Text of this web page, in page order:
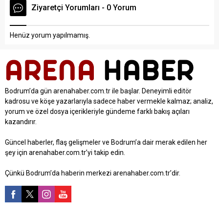
Ziyaretçi Yorumları - 0 Yorum
Henüz yorum yapılmamış.
Bodrum’da gün arenahaber.com.tr ile başlar. Deneyimli editör
kadrosu ve köşe yazarlarıyla sadece haber vermekle kalmaz; analiz,
yorum ve özel dosya içerikleriyle gündeme farklı bakış açıları
kazandırır.
Güncel haberler, flaş gelişmeler ve Bodrum’a dair merak edilen her
şey için arenahaber.com.tr’yi takip edin.
Çünkü Bodrum’da haberin merkezi arenahaber.com.tr’dir.